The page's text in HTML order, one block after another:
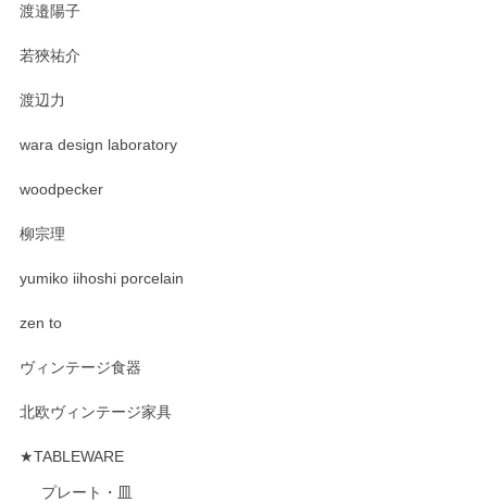
渡邉陽子
若狹祐介
渡辺力
wara design laboratory
woodpecker
柳宗理
yumiko iihoshi porcelain
zen to
ヴィンテージ食器
北欧ヴィンテージ家具
★TABLEWARE
プレート・皿